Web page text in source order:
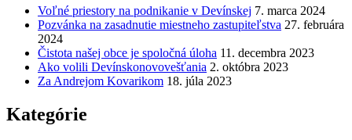
Voľné priestory na podnikanie v Devínskej 7. marca 2024
Pozvánka na zasadnutie miestneho zastupiteľstva 27. februára
2024
Čistota našej obce je spoločná úloha 11. decembra 2023
Ako volili Devínskonovovešťania 2. októbra 2023
Za Andrejom Kovarikom 18. júla 2023
Kategórie